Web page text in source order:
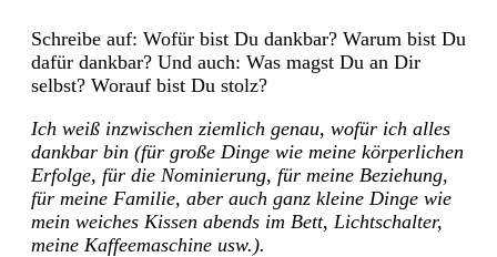
Schreibe auf: Wofür bist Du dankbar? Warum bist Du
dafür dankbar? Und auch: Was magst Du an Dir
selbst? Worauf bist Du stolz?
Ich weiß inzwischen ziemlich genau, wofür ich alles
dankbar bin (für große Dinge wie meine körperlichen
Erfolge, für die Nominierung, für meine Beziehung,
für meine Familie, aber auch ganz kleine Dinge wie
mein weiches Kissen abends im Bett, Lichtschalter,
meine Kaffeemaschine usw.).